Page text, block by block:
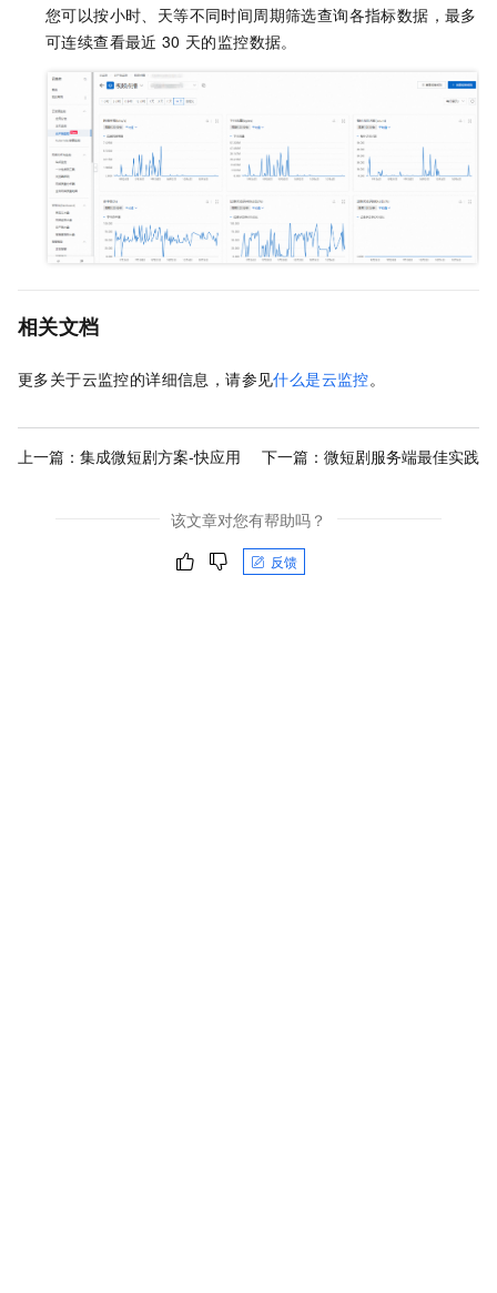
您可以按小时、天等不同时间周期筛选查询各指标数据，最多
可连续查看最近 30 天的监控数据。
相关文档
更多关于云监控的详细信息，请参见什么是云监控。
上一篇： 集成微短剧方案-快应用 下一篇： 微短剧服务端最佳实践
该文章对您有帮助吗？
反馈